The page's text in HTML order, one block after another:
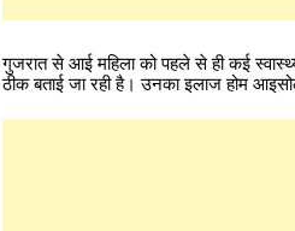
गुजरात से आई महिला को पहले से ही कई
ठीक बताई जा रही है। उनका इलाज होम